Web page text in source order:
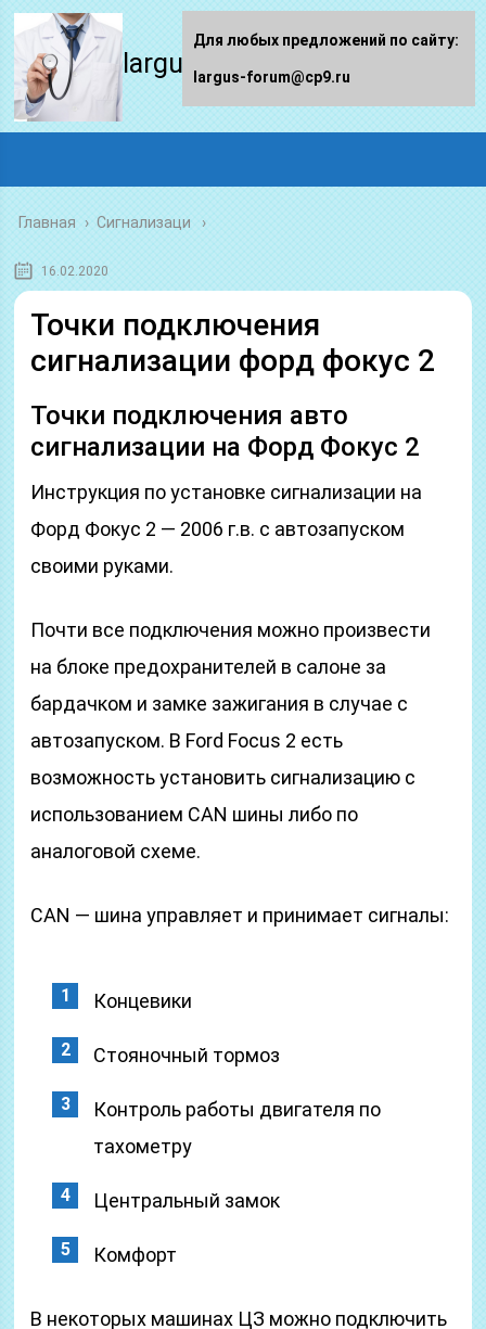
largus-forum.ru
Главная › Сигнализаци
16.02.2020
Точки подключения
сигнализации форд фокус 2
Точки подключения авто
сигнализации на Форд Фокус 2
Инструкция по установке сигнализации на
Форд Фокус 2 — 2006 г.в. с автозапуском
своими руками.
Почти все подключения можно произвести
на блоке предохранителей в салоне за
бардачком и замке зажигания в случае с
автозапуском. В Ford Focus 2 есть
возможность установить сигнализацию с
использованием CAN шины либо по
аналоговой схеме.
CAN — шина управляет и принимает сигналы:
Концевики
Стояночный тормоз
Контроль работы двигателя по
тахометру
Центральный замок
Комфорт
В некоторых машинах ЦЗ можно подключить
Для любых предложений по сайту:
largus-forum@cp9.ru